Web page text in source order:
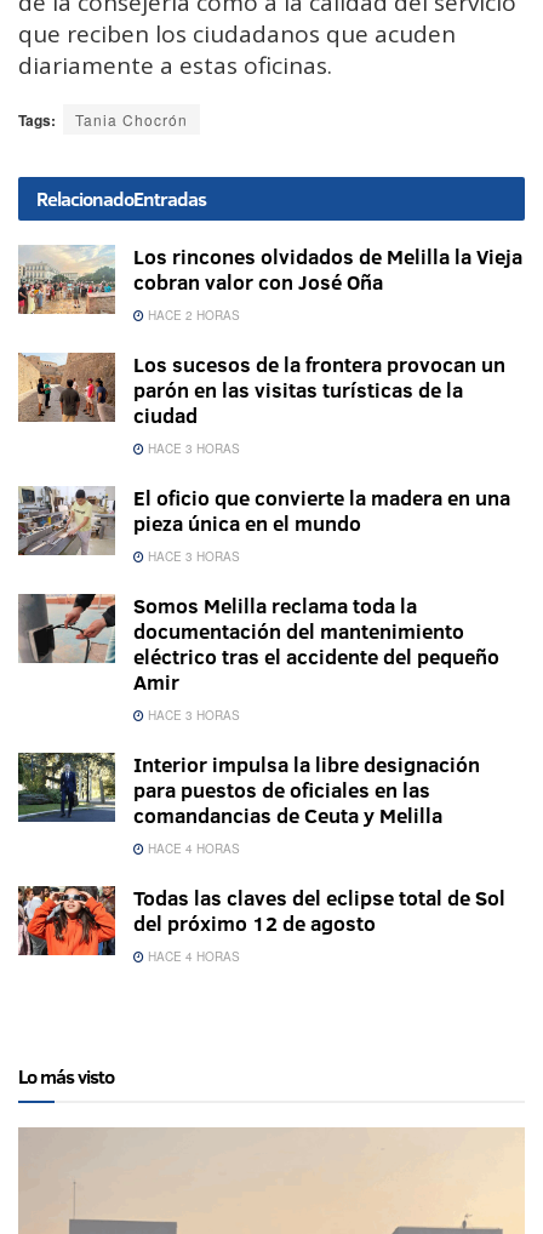
que reciben los ciudadanos que acuden
diariamente a estas oficinas.
Tags: Tania Chocrón
RelacionadoEntradas
Los rincones olvidados de Melilla la Vieja
cobran valor con José Oña
HACE 2 HORAS
Los sucesos de la frontera provocan un
parón en las visitas turísticas de la
ciudad
HACE 3 HORAS
El oficio que convierte la madera en una
pieza única en el mundo
HACE 3 HORAS
Somos Melilla reclama toda la
documentación del mantenimiento
eléctrico tras el accidente del pequeño
Amir
HACE 3 HORAS
Interior impulsa la libre designación
para puestos de oficiales en las
comandancias de Ceuta y Melilla
HACE 4 HORAS
Todas las claves del eclipse total de Sol
del próximo 12 de agosto
HACE 4 HORAS
Lo más visto